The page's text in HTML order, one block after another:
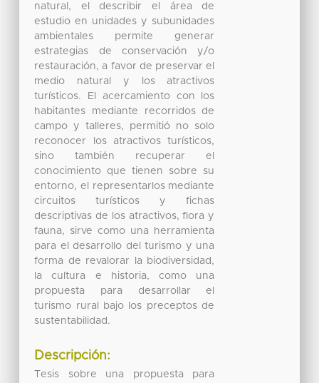
natural, el describir el área de
estudio en unidades y subunidades
ambientales permite generar
estrategias de conservación y/o
restauración, a favor de preservar el
medio natural y los atractivos
turísticos. El acercamiento con los
habitantes mediante recorridos de
campo y talleres, permitió no solo
reconocer los atractivos turísticos,
sino también recuperar el
conocimiento que tienen sobre su
entorno, el representarlos mediante
circuitos turísticos y fichas
descriptivas de los atractivos, flora y
fauna, sirve como una herramienta
para el desarrollo del turismo y una
forma de revalorar la biodiversidad,
la cultura e historia, como una
propuesta para desarrollar el
turismo rural bajo los preceptos de
sustentabilidad.
Descripción:
Tesis sobre una propuesta para